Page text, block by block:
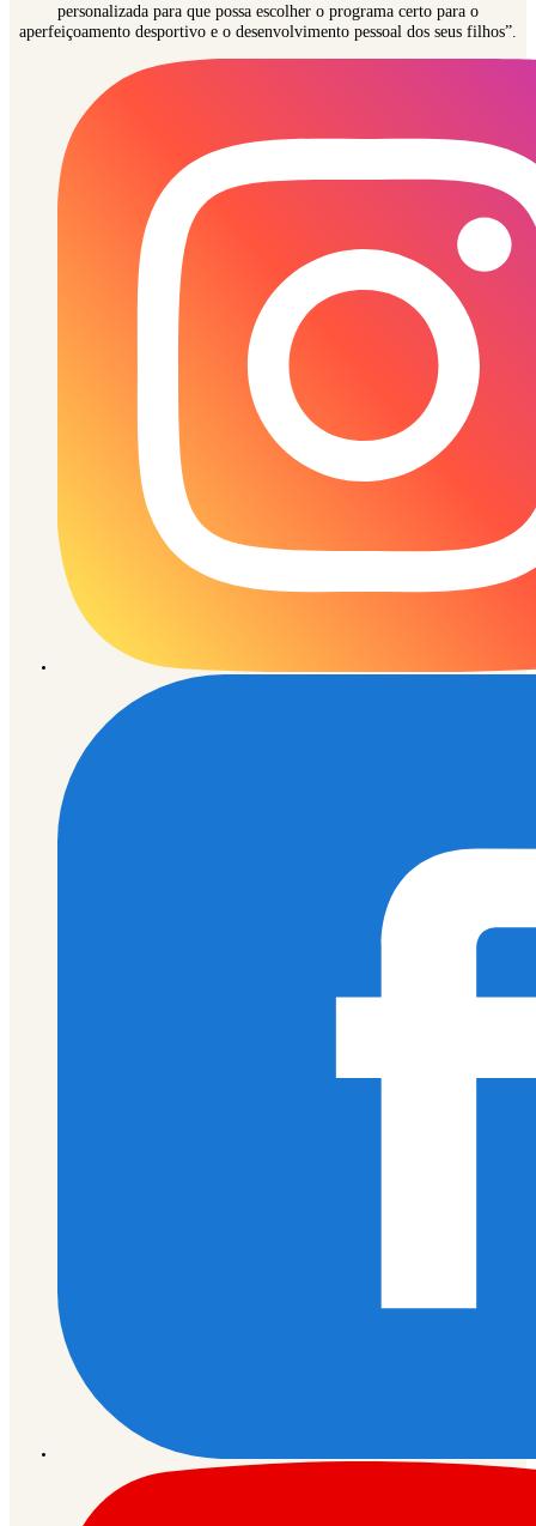
personalizada para que possa escolher o programa certo para o
aperfeiçoamento desportivo e o desenvolvimento pessoal dos seus filhos”.